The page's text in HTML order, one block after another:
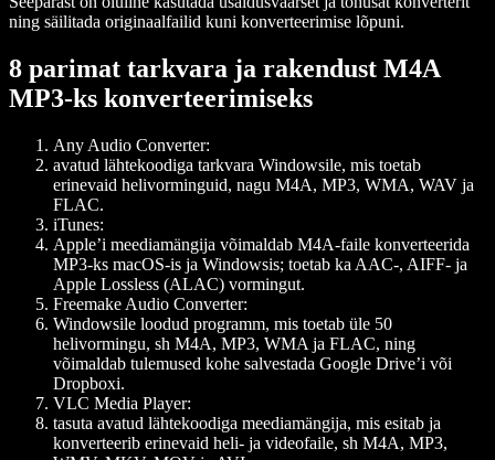
ning säilitada originaalfailid kuni konverteerimise lõpuni.
8 parimat tarkvara ja rakendust M4A
MP3-ks konverteerimiseks
Any Audio Converter:
avatud lähtekoodiga tarkvara Windowsile, mis toetab
erinevaid helivorminguid, nagu M4A, MP3, WMA, WAV ja
FLAC.
iTunes:
Apple’i meediamängija võimaldab M4A-faile konverteerida
MP3-ks macOS-is ja Windowsis; toetab ka AAC-, AIFF- ja
Apple Lossless (ALAC) vormingut.
Freemake Audio Converter:
Windowsile loodud programm, mis toetab üle 50
helivormingu, sh M4A, MP3, WMA ja FLAC, ning
võimaldab tulemused kohe salvestada Google Drive’i või
Dropboxi.
VLC Media Player:
tasuta avatud lähtekoodiga meediamängija, mis esitab ja
konverteerib erinevaid heli- ja videofaile, sh M4A, MP3,